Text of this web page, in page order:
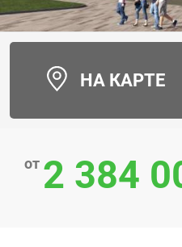
НА КАРТЕ
от 2 384